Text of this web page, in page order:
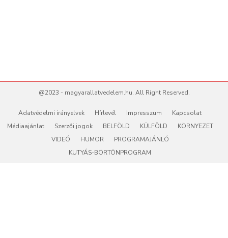
@2023 - magyarallatvedelem.hu. All Right Reserved.
Adatvédelmi irányelvek Hírlevél Impresszum
Kapcsolat
Médiaajánlat
Szerzői jogok BELFÖLD KÜLFÖLD
KÖRNYEZET
VIDEÓ
HUMOR
PROGRAMAJÁNLÓ
KUTYÁS-BÖRTÖNPROGRAM